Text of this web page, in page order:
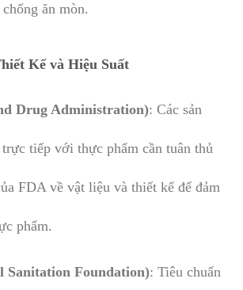
ăn mòn.
Kế và Hiệu Suất
Drug Administration): Các sản
tiếp với thực phẩm cần tuân thủ
FDA về vật liệu và thiết kế để đảm
phẩm.
Sanitation Foundation): Tiêu chuẩn